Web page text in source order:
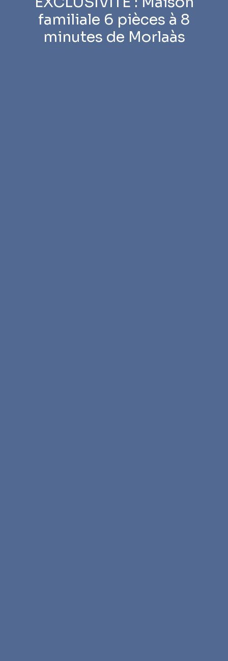
familiale 6 pièces à 8
minutes de Morlaàs